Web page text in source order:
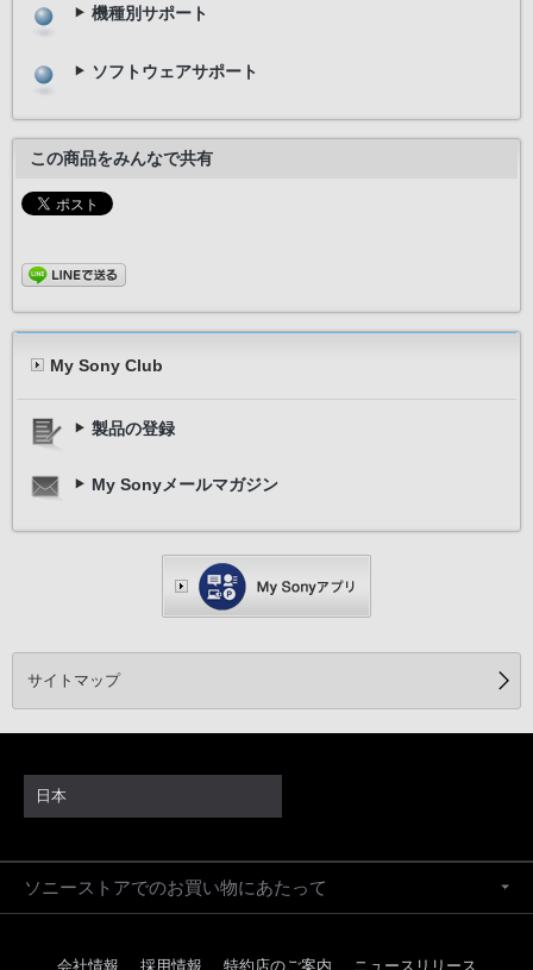
機種別サポート
ソフトウェアサポート
この商品をみんなで共有
My Sony Club
製品の登録
My Sonyメールマガジン
サイトマップ
日本
ソニーストアでのお買い物にあたって
会社情報 採用情報 特約店のご案内 ニュースリリース